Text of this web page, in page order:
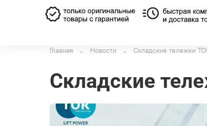
Главная Новости Складские тележки
Складские